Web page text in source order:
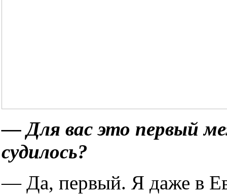
— Для вас это первый
судилось?
— Да, первый. Я даже в